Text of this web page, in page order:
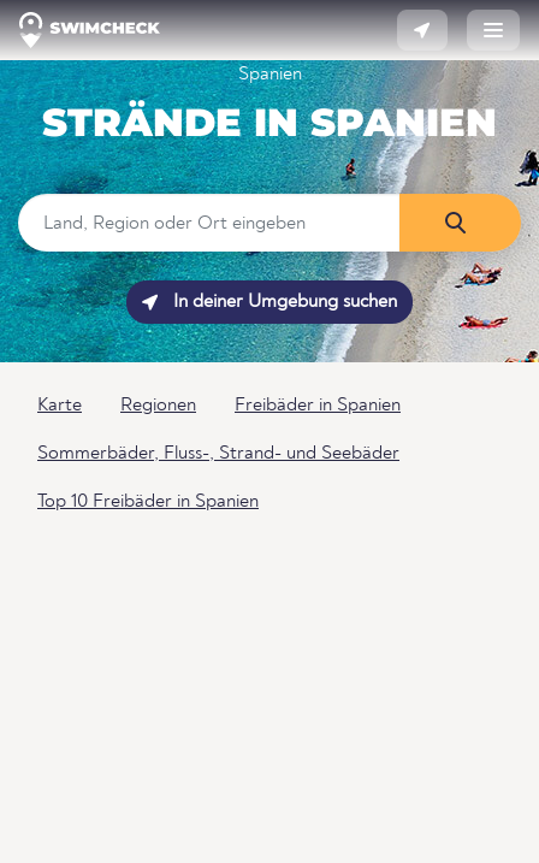
Spanien
STRÄNDE IN SPANIEN
In deiner Umgebung suchen
Karte Regionen Freibäder in Spanien
Sommerbäder, Fluss-, Strand- und Seebäder
Top 10 Freibäder in Spanien